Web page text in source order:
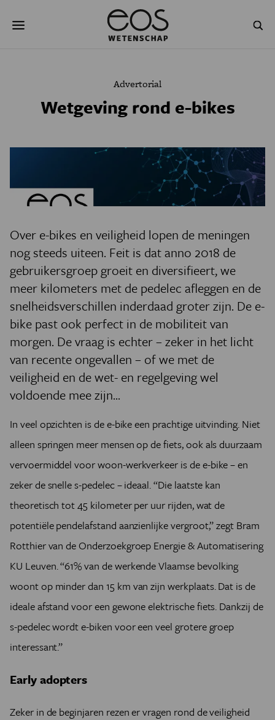
naar
PSYCHE & BREIN BLOGS
PODCAST AGENDA
Advertorial
Wetgeving rond e-bikes
Over e-bikes en veiligheid lopen de meningen
nog steeds uiteen. Feit is dat anno 2018 de
gebruikersgroep groeit en diversifieert, we
meer kilometers met de pedelec afleggen en de
snelheidsverschillen inderdaad groter zijn. De e-
bike past ook perfect in de mobiliteit van
morgen. De vraag is echter – zeker in het licht
van recente ongevallen – of we met de
veiligheid en de wet- en regelgeving wel
voldoende mee zijn...
In veel opzichten is de e-bike een prachtige uitvinding. Niet
alleen springen meer mensen op de fiets, ook als duurzaam
vervoermiddel voor woon-werkverkeer is de e-bike – en
zeker de snelle s-pedelec – ideaal. “Die laatste kan
theoretisch tot 45 kilometer per uur rijden, wat de
potentiële pendelafstand aanzienlijke vergroot,” zegt Bram
Rotthier van de Onderzoekgroep Energie & Automatisering
KU Leuven. “61% van de werkende Vlaamse bevolking
woont op minder dan 15 km van zijn werkplaats. Dat is de
ideale afstand voor een gewone elektrische fiets. Dankzij de
s-pedelec wordt e-biken voor een veel grotere groep
interessant.”
Early adopters
Zeker in de beginjaren rezen er vragen rond de veiligheid